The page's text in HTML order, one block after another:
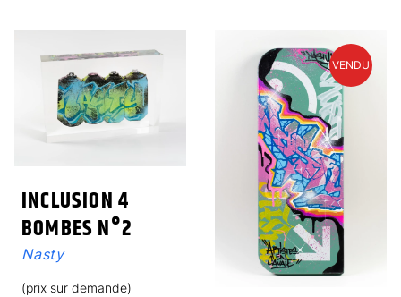
INCLUSION 4
BOMBES N°2
Nasty
(prix sur demande)
VENDU